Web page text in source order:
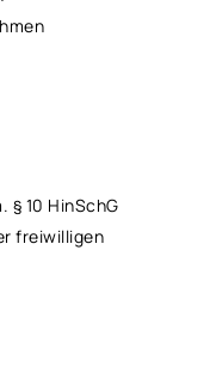
§ 10 HinSchG
freiwilligen